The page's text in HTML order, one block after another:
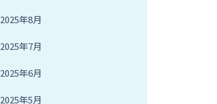
2025年8月
2025年7月
2025年6月
2025年5月